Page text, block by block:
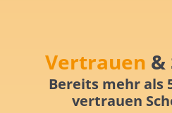
Vertrauen &
Bereits mehr als
vertrauen